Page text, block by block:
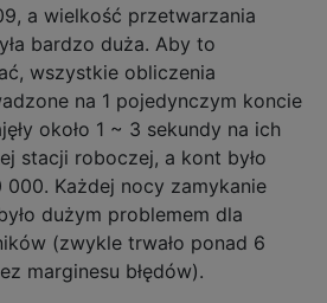
a wielkość przetwarzania
bardzo duża. Aby to
wszystkie obliczenia
na 1 pojedynczym koncie
około 1 ~ 3 sekundy na ich
stacji roboczej, a kont było
000. Każdej nocy zamykanie
dużym problemem dla
(zwykle trwało ponad 6
marginesu błędów).